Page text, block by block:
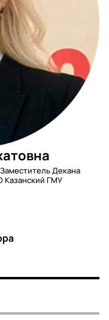
Декана
Казанский ГМУ